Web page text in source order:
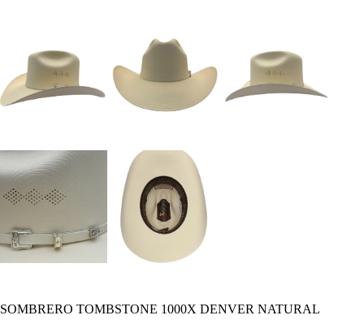
SOMBRERO TOMBSTONE 1000X DENVER NATURAL